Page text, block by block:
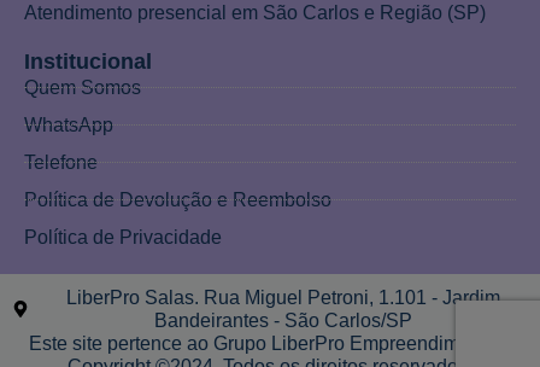
Atendimento presencial em São Carlos e Região (SP)
Institucional
Quem Somos
WhatsApp
Telefone
Política de Devolução e Reembolso
Política de Privacidade
LiberPro Salas. Rua Miguel Petroni, 1.101 - Jardim
Bandeirantes - São Carlos/SP
Este site pertence ao Grupo LiberPro Empreendimentos.